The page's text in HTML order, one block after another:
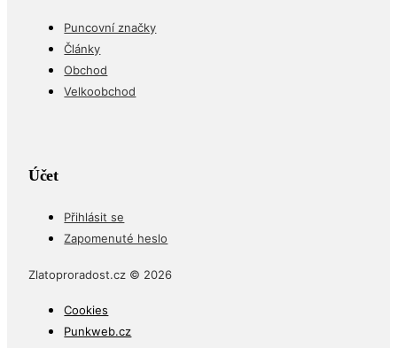
Puncovní značky
Články
Obchod
Velkoobchod
Účet
Přihlásit se
Zapomenuté heslo
Zlatoproradost.cz © 2026
Cookies
Punkweb.cz